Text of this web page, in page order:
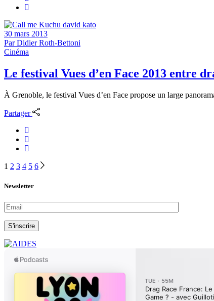
30 mars 2013
ParDidier Roth-Bettoni
Cinéma
Le festival Vues d’en Face 2013 entre
À Grenoble, le festival Vues d’en Face propose un large
Partager
Navigation
des
1 2 3 4 5 6
Newsletter
S'inscrire